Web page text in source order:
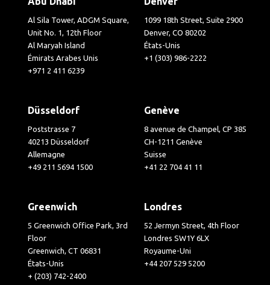
Al Sila Tower, ADGM Square,
Unit No. 1, 12th Floor
Al Maryah Island
Émirats Arabes Unis
+971 2 411 6239
1099 18th Street, Suite 2900
Denver, CO 80202
États-Unis
+1 (303) 986-2222
Düsseldorf
Poststrasse 7
40213 Düsseldorf
Allemagne
+49 211 5694 1500
Genève
8 avenue de Champel, CP 385
CH-1211 Genève
Suisse
+41 22 704 41 11
Greenwich
5 Greenwich Office Park, 3rd
Floor
Greenwich, CT 06831
États-Unis
+ (203) 742-2400
Londres
52 Jermyn Street, 4th Floor
Londres SW1Y 6LX
Royaume-Uni
+44 207 529 5200